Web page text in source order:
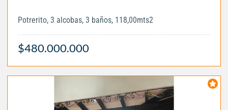
Potrerito, 3 alcobas, 3 baños, 118,00mts2
$480.000.000